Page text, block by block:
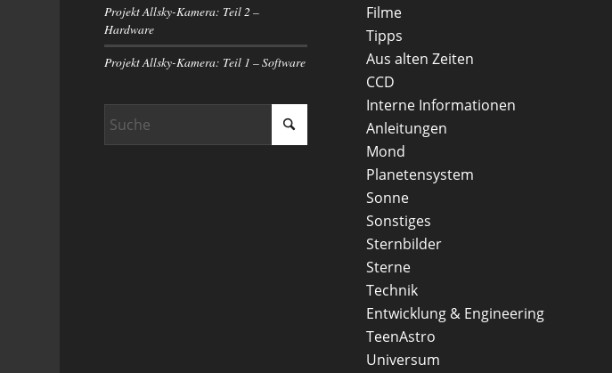
Projekt Allsky-Kamera: Teil 2 –
Hardware
Projekt Allsky-Kamera: Teil 1 – Software
Filme
Tipps
Aus alten Zeiten
CCD
Interne Informationen
Anleitungen
Mond
Planetensystem
Sonne
Sonstiges
Sternbilder
Sterne
Technik
Entwicklung & Engineering
TeenAstro
Universum